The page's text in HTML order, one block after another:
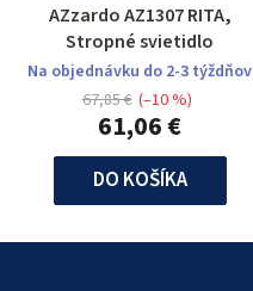
AZzardo AZ1307 RITA,
Stropné svietidlo
Na objednávku do 2-3 týždňov
61,06 €
67,85 € (–10 %)
DO KOŠÍKA